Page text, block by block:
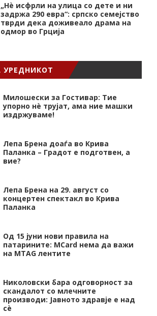
„Нѐ исфрли на улица со дете и ни
задржа 290 евра“: српско семејство
тврди дека доживеало драма на
одмор во Грција
УРЕДНИКОТ
Милошески за Гостивар: Тие
упорно нѐ трујат, ама ние машки
издржуваме!
Лепа Брена доаѓа во Крива
Паланка – Градот е подготвен, а
вие?
Лепа Брена на 29. август со
концертен спектакл во Крива
Паланка
Од 15 јуни нови правила на
патарините: MCard нема да важи
на MTAG лентите
Николовски бара одговорност за
скандалот со млечните
производи: Јавното здравје е над
сѐ